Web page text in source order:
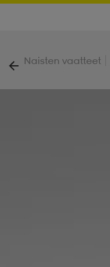
Naisten vaatteet